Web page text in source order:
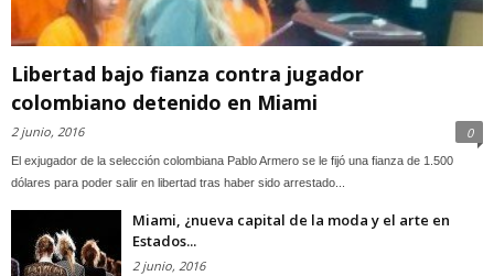
Libertad bajo fianza contra jugador
colombiano detenido en Miami
2 junio, 2016 0
El exjugador de la selección colombiana Pablo Armero se le fijó una fianza de 1.500
dólares para poder salir en libertad tras haber sido arrestado...
Miami, ¿nueva capital de la moda y el arte en
Estados...
2 junio, 2016